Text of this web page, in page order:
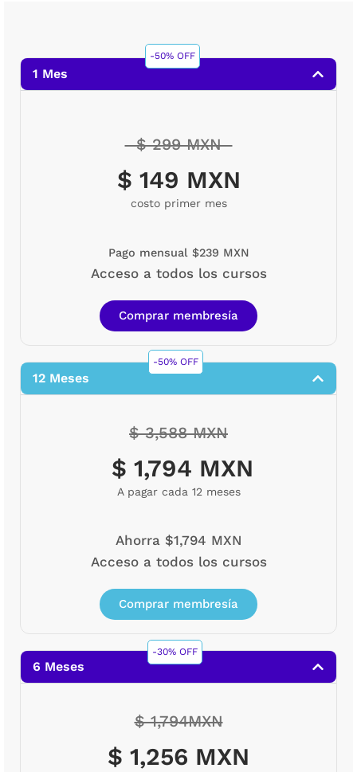
-50% OFF
1 Mes
$ 299 MXN
$ 149 MXN
costo primer mes
Pago mensual $239 MXN
Acceso a todos los cursos
Comprar membresía
-50% OFF
12 Meses
$ 3,588 MXN
$ 1,794 MXN
A pagar cada 12 meses
Ahorra $1,794 MXN
Acceso a todos los cursos
Comprar membresía
-30% OFF
6 Meses
$ 1,794MXN
$ 1,256 MXN